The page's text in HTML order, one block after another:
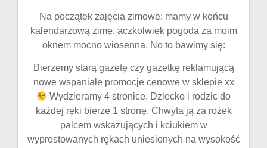
Na początek zajęcia zimowe: mamy w końcu
kalendarzową zimę, aczkolwiek pogoda za moim
oknem mocno wiosenna. No to bawimy się:
Bierzemy starą gazetę czy gazetkę reklamującą
nowe wspaniałe promocje cenowe w sklepie xx
Wydzieramy 4 stronice. Dziecko i rodzic do
każdej ręki bierze 1 stronę. Chwyta ją za rożek
palcem wskazujących i kciukiem w
wyprostowanych rękach uniesionych na wysokość